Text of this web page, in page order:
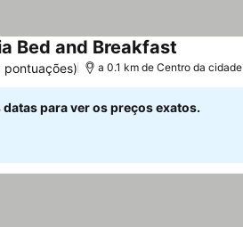
Bed and Breakfast
pontuações) a 0.1 km de Centro da cidade
datas para ver os preços exatos.